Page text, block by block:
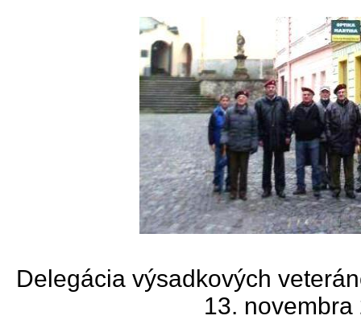
Delegácia výsadkových
13. novembra